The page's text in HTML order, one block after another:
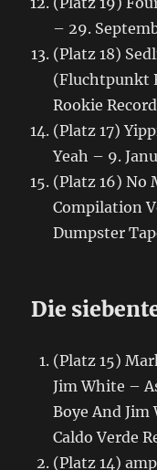
– 29.
(Platz 18)
(Fluchtpunkt
Rookie
(Platz 17)
Yeah – 9.
(Platz 16) No
Compilation
Dumpster
Die
(Platz 15)
Jim White –
Boye And
Caldo Verde
(Platz 14)